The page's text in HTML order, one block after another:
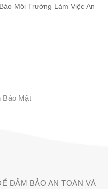
Môi Trường Làm Việc An
Bảo Mật
ĐẢM BẢO AN TOÀN VÀ